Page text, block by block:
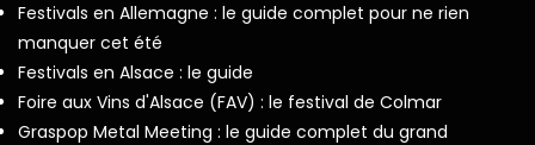
Festivals en Allemagne : le guide complet pour ne rien
manquer cet été
Festivals en Alsace : le guide
Foire aux Vins d'Alsace (FAV) : le festival de Colmar
Graspop Metal Meeting : le guide complet du grand